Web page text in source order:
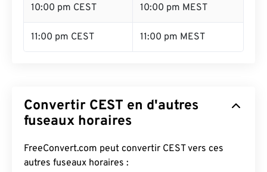
10:00 pm CEST 10:00 pm MEST
11:00 pm CEST 11:00 pm MEST
Convertir CEST en d'autres
fuseaux horaires
FreeConvert.com peut convertir CEST vers ces
autres fuseaux horaires :